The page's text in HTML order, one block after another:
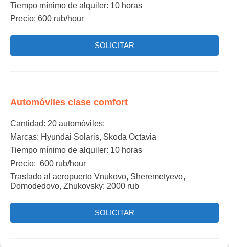
Tiempo mínimo de alquiler: 10 horas
Precio: 600 rub/hour
SOLICITAR
Automóviles clase comfort
Cantidad: 20 automóviles;
Мarcas: Hyundai Solaris, Skoda Octavia
Tiempo mínimo de alquiler: 10 horas
Precio: 600 rub/hour
Traslado al aeropuerto Vnukovo, Sheremetyevo,
Domodedovo, Zhukovsky: 2000 rub
SOLICITAR